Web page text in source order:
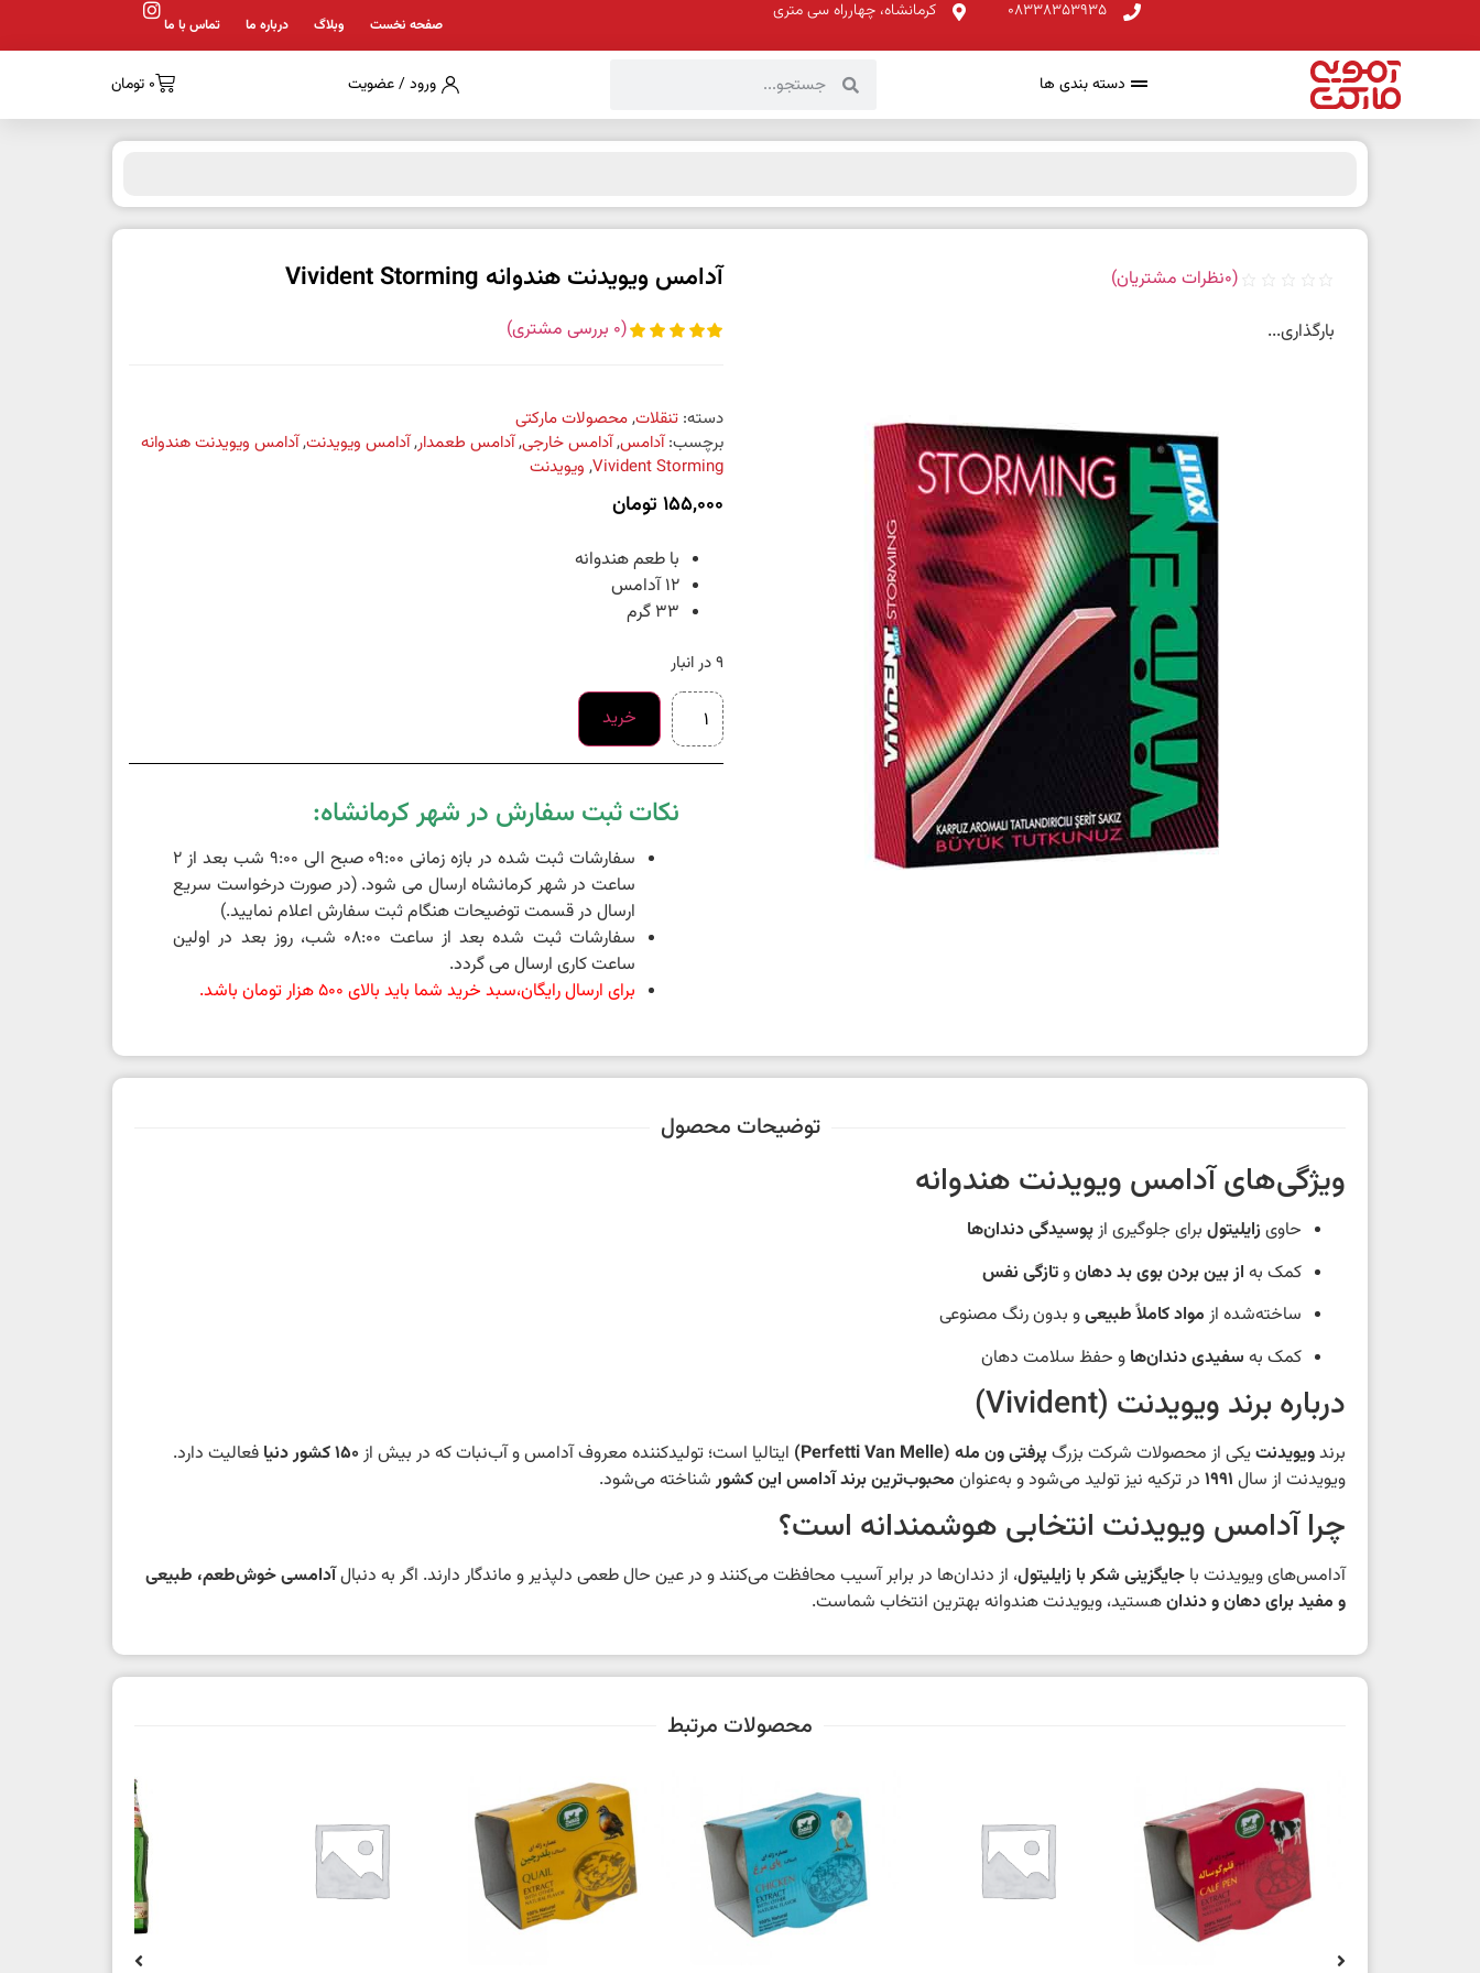
08338353935 کرمانشاه، چهارراه سی متری
صفحه نخست وبلاگ درباره ما تماس با ما
دسته بندی ها ورود / عضویت 0 تومان
(
0نظرات مشتریان)
بارگذاری...
آدامس ویویدنت هندوانه Vivident Storming
(
0 بررسی مشتری)
دسته: تنقلات,محصولات مارکتی
برچسب:آدامس,آدامس خارجی,آدامس طعمدار,آدامس ویویدنت,آدامس ویویدنت هندوانه
Vivident Storming
, ویویدنت
155,000 تومان
با طعم هندوانه
۱۲ آدامس
۳۳ گرم
9 در انبار
خرید
نکات ثبت سفارش در شهر کرمانشاه:
سفارشات ثبت شده در بازه زمانی 09:00 صبح الی 9:00 شب بعد از 2
ساعت در شهر کرمانشاه ارسال می شود. (در صورت درخواست سریع
ارسال در قسمت توضیحات هنگام ثبت سفارش اعلام نمایید.)
سفارشات ثبت شده بعد از ساعت 08:00 شب، روز بعد در اولین
ساعت کاری ارسال می گردد.
برای ارسال رایگان،سبد خرید شما باید بالای 500 هزار تومان باشد.
توضیحات محصول
ویژگی‌های آدامس ویویدنت هندوانه
حاویزایلیتول برای جلوگیری ازپوسیدگی دندان‌ها
کمک به از بین بردن بوی بد دهانوتازگی نفس
ساخته‌شده از مواد کاملاً طبیعیو بدون رنگ مصنوعی
کمک به سفیدی دندان‌ها و حفظ سلامت دهان
درباره برند ویویدنت (Vivident)
برندویویدنتیکی از محصولات شرکت بزرگ پرفتی ون مله (Perfetti Van Melle) ایتالیا است؛ تولیدکننده معروف آدامس و آب‌نبات که در بیش از۱۵۰ کشور دنیا
فعالیت دارد.
ویویدنت از سال ۱۹۹۱ در ترکیه نیز تولید می‌شود و به‌عنوان محبوب‌ترین برند آدامس این کشورشناخته می‌شود.
چرا آدامس ویویدنت انتخابی هوشمندانه است؟
آدامس‌های ویویدنت با جایگزینی شکر با زایلیتول، از دندان‌ها در برابر آسیب محافظت می‌کنند و در عین حال طعمی دلپذیر و ماندگار دارند. اگر به دنبالآدامسی خوش‌طعم، طبیعی
و مفید برای دهان و دندانهستید، ویویدنت هندوانه بهترین انتخاب شماست.
محصولات مرتبط